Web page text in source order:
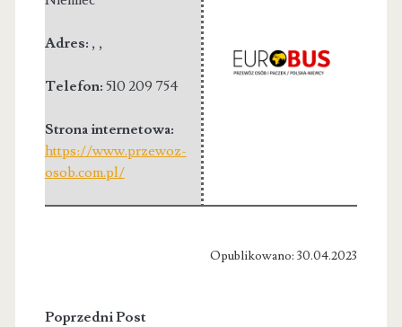
Adres: , ,
Telefon: 510 209 754
Strona internetowa:
https://www.przewoz-
osob.com.pl/
Opublikowano: 30.04.2023
Poprzedni Post